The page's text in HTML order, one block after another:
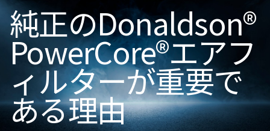
純正のDonaldson®
PowerCore®エアフ
ィルターが重要で
ある理由